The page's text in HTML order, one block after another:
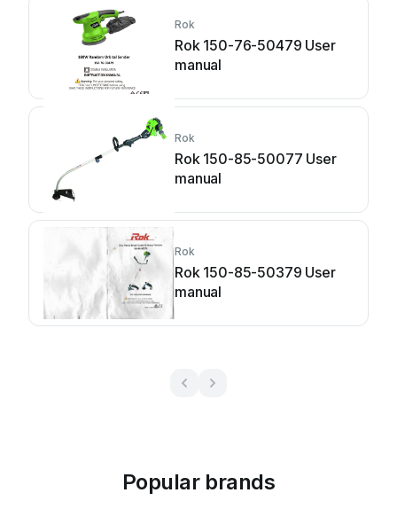
Rok
Rok 150-76-50479 User
manual
Rok
Rok 150-85-50077 User
manual
Rok
Rok 150-85-50379 User
manual
Popular brands